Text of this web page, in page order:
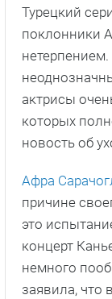
Турецкий
поклонники
актрисы
которых
новость об
Афра
причине
это
концерт
немного
заявила, что